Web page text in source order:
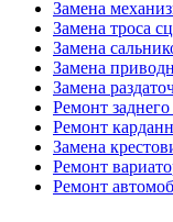
Замена
Замена троса
Замена
Замена
Замена
Ремонт заднего
Ремонт
Замена
Ремонт
Ремонт